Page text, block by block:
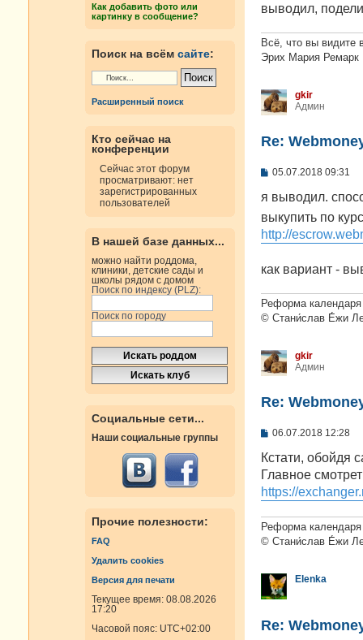
Как добавить фото или
картинку в сообщение?
Поиск на всём сайте:
Расширенный поиск
Кто сейчас на
конференции
Сейчас этот форум
просматривают: нет
зарегистрированных
пользователей
В нашей базе данных...
можно найти роддома,
клиники, детские сады и
школы рядом с домом
Поиск по индексу (PLZ):
Поиск по городу
Социальные сети...
Наши социальные группы
Прочие полезности:
FAQ
Удалить cookies
Версия для печати
Текущее время: 08.08.2026
17:20
Часовой пояс: UTC+02:00
и
выводил,
Всё, что вы
Эрих Мария Ремарк
gkir
Админ
Re:
С
о
щ
е
н
05.07.2018 09:31
я выводил.
выкупить по
http://
как вариант -
Реформа
© Стани́слав Е́жи
gkir
Админ
Re:
С
о
щ
е
н
е
06.07.2018 12:28
Кстати, обойдя
Главное
https://
Реформа
© Стани́слав Е́жи
Elenka
Re: